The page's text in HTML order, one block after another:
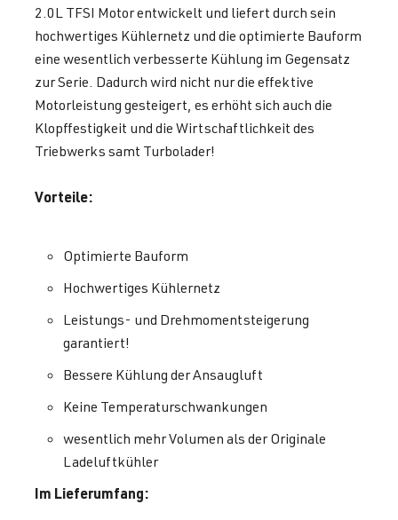
2.0L TFSI Motor entwickelt und liefert durch sein
hochwertiges Kühlernetz und die optimierte Bauform
eine wesentlich verbesserte Kühlung im Gegensatz
zur Serie. Dadurch wird nicht nur die effektive
Motorleistung gesteigert, es erhöht sich auch die
Klopffestigkeit und die Wirtschaftlichkeit des
Triebwerks samt Turbolader!
Vorteile:
Optimierte Bauform
Hochwertiges Kühlernetz
Leistungs- und Drehmomentsteigerung
garantiert!
Bessere Kühlung der Ansaugluft
Keine Temperaturschwankungen
wesentlich mehr Volumen als der Originale
Ladeluftkühler
Im Lieferumfang: